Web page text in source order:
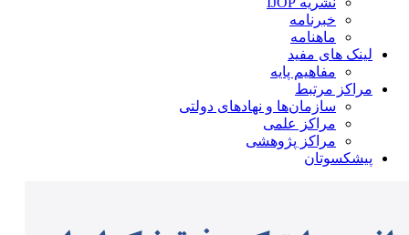
خبرنامه
ماهنامه
لینک های مفید
مفاهیم پایه
مراکز مرتبط
سازمان‌ها و نهادهای دولتی
مراکز علمی
مراکز پژوهشی
پیشکسوتان